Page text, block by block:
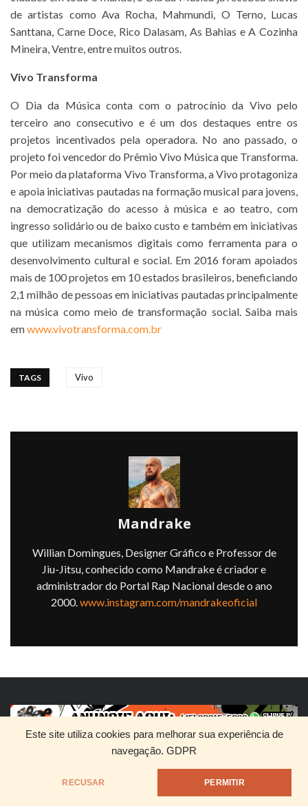
Este site utiliza cookies para melhorar sua experiência de
navegação. GDPR
RECUSAR PERMITIR
de artistas como Ava Rocha, Mahmundi, O Terno, Lucas
Santtana, Carne Doce, Rico Dalasam, As Bahias e A Cozinha
Mineira, Ventre, entre muitos outros.
Vivo Transforma
O Dia da Música conta com o patrocínio da Vivo pelo
terceiro ano consecutivo e é um dos destaques entre os
projetos incentivados pela operadora. No ano passado, o
projeto foi vencedor do Prêmio Vivo Música que Transforma.
Por meio da plataforma Vivo Transforma, a Vivo protagoniza
e apoia iniciativas pautadas na formação musical para jovens,
na democratização do acesso à música e ao teatro, com
ingresso solidário ou de baixo custo e também em iniciativas
que utilizam mecanismos digitais como ferramenta para o
desenvolvimento cultural e social. Em 2016 foram apoiados
mais de 100 projetos em 10 estados brasileiros, beneficiando
2,1 milhão de pessoas em iniciativas pautadas principalmente
na música como meio de transformação social. Saiba mais
emwww.vivotransforma.com.br
TAGS Vivo
Mandrake
Willian Domingues, Designer Gráfico e Professor de
Jiu-Jitsu, conhecido como Mandrake é criador e
administrador do Portal Rap Nacional desde o ano
2000.www.instagram.com/mandrakeoficial
HOME QUEM SOMOS
DIVULGUE SEU RAP